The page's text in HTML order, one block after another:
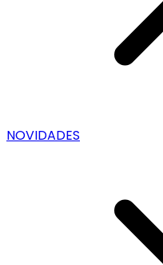
NOVIDADES